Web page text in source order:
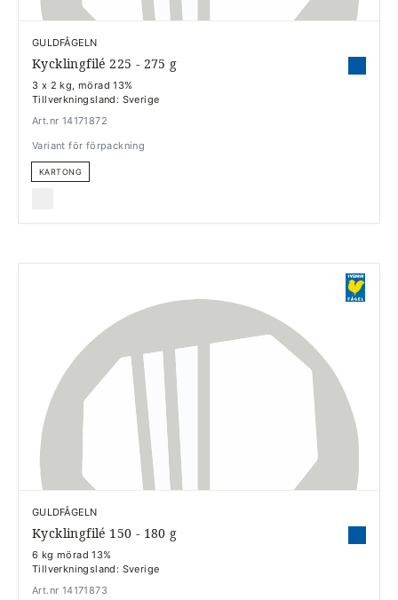
GULDFÅGELN
Kycklingfilé 225 - 275 g
3 x 2 kg, mörad 13%
Tillverkningsland: Sverige
Art.nr 14171872
Variant för förpackning
KARTONG
GULDFÅGELN
Kycklingfilé 150 - 180 g
6 kg mörad 13%
Tillverkningsland: Sverige
Art.nr 14171873